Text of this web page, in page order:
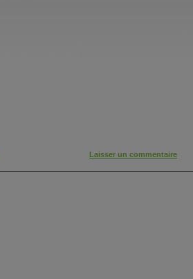
Laisser un commentaire